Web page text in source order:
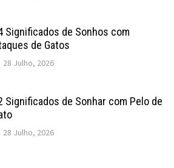
Significados de Sonhos com
de Gatos
28 Julho, 2026
Significados de Sonhar com Pelo de
28 Julho, 2026